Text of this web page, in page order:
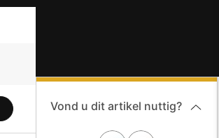
Vond u dit artikel nuttig?